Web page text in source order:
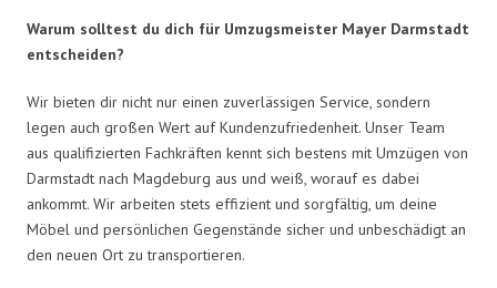
Warum solltest du dich für Umzugsmeister Mayer Darmstadt
entscheiden?
Wir bieten dir nicht nur einen zuverlässigen Service, sondern
legen auch großen Wert auf Kundenzufriedenheit. Unser Team
aus qualifizierten Fachkräften kennt sich bestens mit Umzügen von
Darmstadt nach Magdeburg aus und weiß, worauf es dabei
ankommt. Wir arbeiten stets effizient und sorgfältig, um deine
Möbel und persönlichen Gegenstände sicher und unbeschädigt an
den neuen Ort zu transportieren.